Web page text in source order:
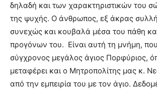
δηλαδή και των χαρακτηριστικών του
της ψυχής. Ο άνθρωπος, εξ άκρας
συνεχώς και κουβαλά μέσα του πάθη
προγόνων του. Είναι αυτή τη μνήμη, που
σύγχρονος μεγάλος άγιος Πορφύριος,
μεταφέρει και ο Μητροπολίτης μας κ.
από την εμπειρία του με τον άγιο.